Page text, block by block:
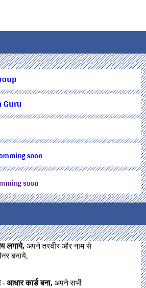
soon
soon
लगाये, अपने तस्वीर और नाम से
बनाये,
आधार कार्ड बना, अपने सभी